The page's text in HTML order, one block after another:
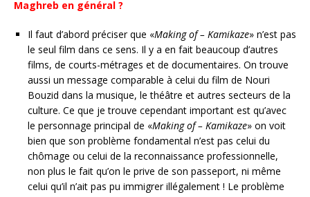
Maghreb en général ?
Il faut d’abord préciser que «Making of – Kamikaze» n’est pas
le seul film dans ce sens. Il y a en fait beaucoup d’autres
films, de courts-métrages et de documentaires. On trouve
aussi un message comparable à celui du film de Nouri
Bouzid dans la musique, le théâtre et autres secteurs de la
culture. Ce que je trouve cependant important est qu’avec
le personnage principal de «Making of – Kamikaze» on voit
bien que son problème fondamental n’est pas celui du
chômage ou celui de la reconnaissance professionnelle,
non plus le fait qu’on le prive de son passeport, ni même
celui qu’il n’ait pas pu immigrer illégalement ! Le problème